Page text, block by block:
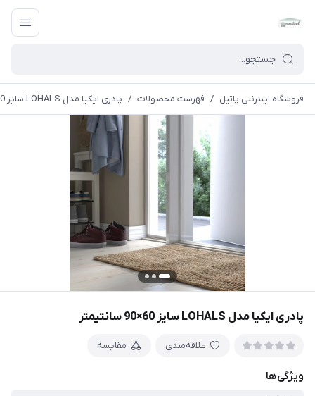
فروشگاه اینترنتی پاتیل / فهرست محصولات / پادری ایکیا مدل LOHALS سایز 60×90 سانتیمتر
پادری ایکیا مدل LOHALS سایز 60×90 سانتیمتر
علاقه‌مندی مقایسه
ویژگی‌ها